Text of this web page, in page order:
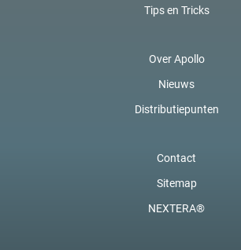
Tips en Tricks
Over Apollo
Nieuws
Distributiepunten
Contact
Sitemap
NEXTERA®